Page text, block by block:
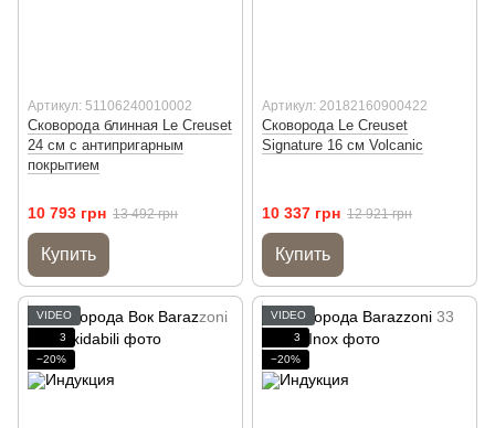
Артикул: 51106240010002
Сковорода блинная Le Creuset
24 см с антипригарным
покрытием
10 793 грн 13 492 грн
Купить
Артикул: 20182160900422
Сковорода Le Creuset
Signature 16 см Volcanic
10 337 грн 12 921 грн
Купить
VIDEO
3
−20%
VIDEO
3
−20%